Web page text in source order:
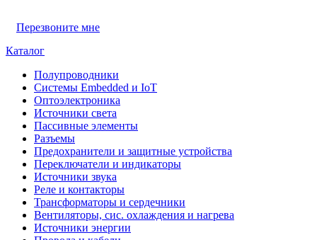
Перезвоните мне
Каталог
Полупроводники
Системы Embedded и IoT
Oптоэлектроника
Источники света
Пассивные элементы
Разъeмы
Предохранители и защитные устройства
Переключатели и индикаторы
Источники звука
Реле и контакторы
Трансформаторы и сердечники
Вентиляторы, сис. охлаждения и нагрева
Источники энергии